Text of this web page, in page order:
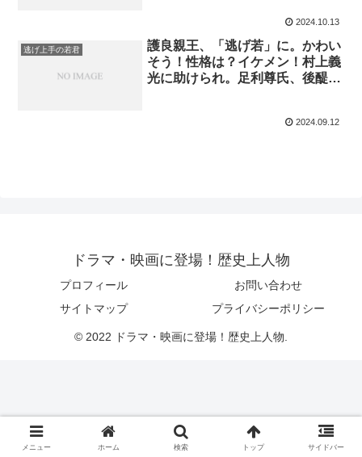
2024.10.13
逃げ上手の若君
護良親王、「逃げ若」に。かわい
そう！性格は？イケメン！村上義
光に助けられ。足利尊氏、後醍醐
2024.09.12
ドラマ・映画に登場！歴史上人物
プロフィール
お問い合わせ
サイトマップ
プライバシーポリシー
© 2022 ドラマ・映画に登場！歴史上人物.
メニュー ホーム 検索 トップ サイドバー